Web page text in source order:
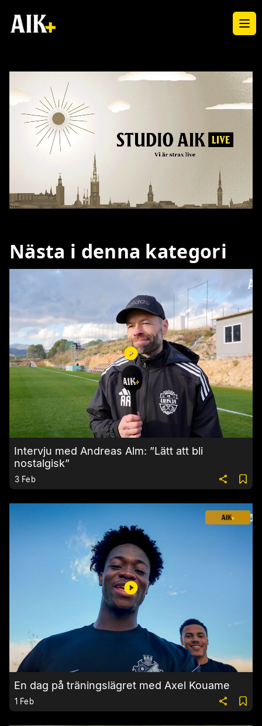
Nästa i denna kategori
Intervju med Andreas Alm: ”Lätt att bli
nostalgisk”
3 Feb
En dag på träningslägret med Axel Kouame
1 Feb